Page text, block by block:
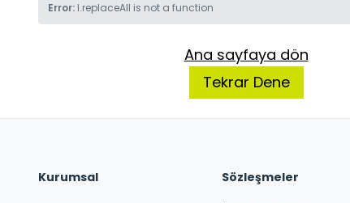
Error: l.replaceAll is not a function
Ana sayfaya dön
Tekrar Dene
Kurumsal Sözleşmeler